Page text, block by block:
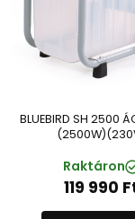
BLUEBIRD SH 2500
Raktáron
119 990